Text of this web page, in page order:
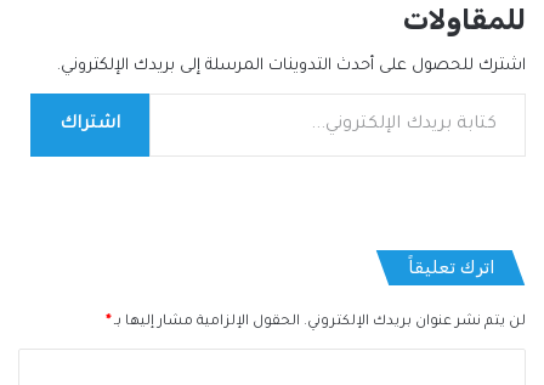
للمقاولات
اشترك للحصول على أحدث التدوينات المرسلة إلى بريدك الإلكتروني.
كتابة بريدك الإلكتروني...
اشتراك
اترك تعليقاً
لن يتم نشر عنوان بريدك الإلكتروني. الحقول الإلزامية مشار إليها بـ *